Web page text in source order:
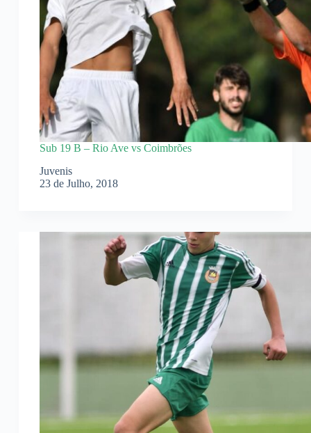
Sub 19 B – Rio Ave vs Coimbrões
Juvenis
23 de Julho, 2018